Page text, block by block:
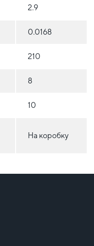
2.9
0.0168
210
8
10
На коробку